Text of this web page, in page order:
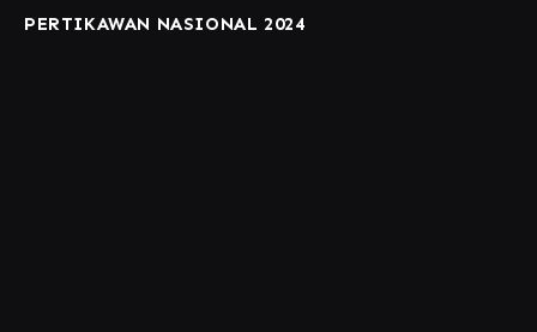
PERTIKAWAN NASIONAL 2024